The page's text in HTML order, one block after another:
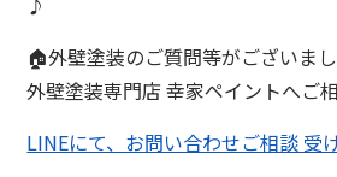
🏠外壁塗装のご質問等がございま
外壁塗装専門店 幸家ペイントへご
LINEにて、お問い合わせご相談 受